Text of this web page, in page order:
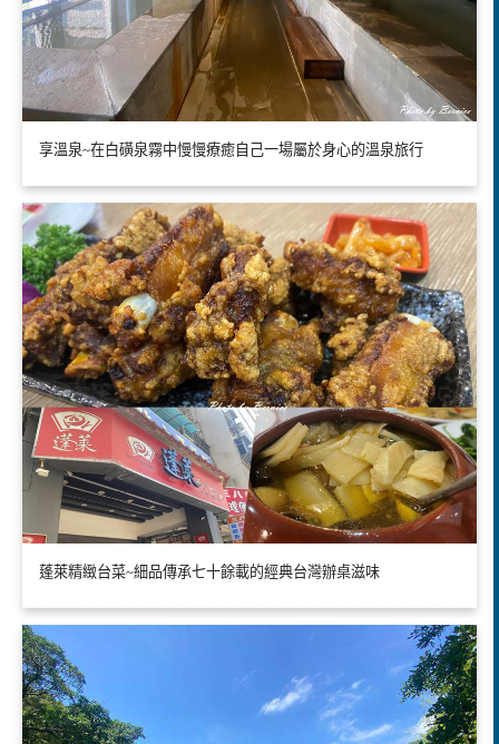
享溫泉~在白磺泉霧中慢慢療癒自己一場屬於身心的溫泉旅行
蓬萊精緻台菜~細品傳承七十餘載的經典台灣辦桌滋味